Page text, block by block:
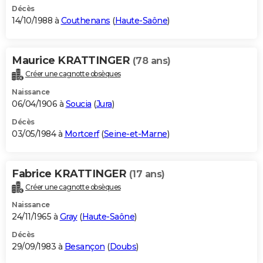
Décès
14/10/1988 à Couthenans (Haute-Saône)
Maurice KRATTINGER (78 ans)
Créer une cagnotte obsèques
Naissance
06/04/1906 à Soucia (Jura)
Décès
03/05/1984 à Mortcerf(Seine-et-Marne)
Fabrice KRATTINGER (17 ans)
Créer une cagnotte obsèques
Naissance
24/11/1965 à Gray(Haute-Saône)
Décès
29/09/1983 à Besançon (Doubs)